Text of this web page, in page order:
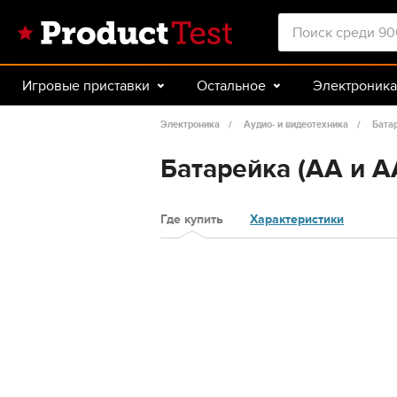
Игровые приставки Остальное Электроника
Авто Спорт и туризм
Электроника Аудио- и видеотехника
Батарейка (AA и
Где купить Характеристики